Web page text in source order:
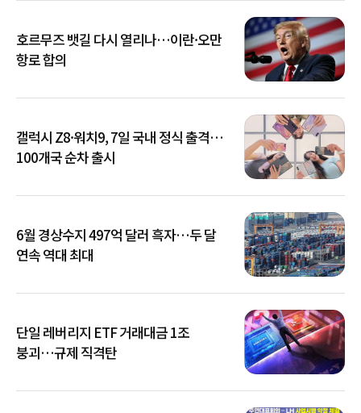
호르무즈 뱃길 다시 열리나…이란·오만
항로 합의
갤럭시 Z8·워치9, 7일 국내 정식 출격…
100개국 순차 출시
6월 경상수지 497억 달러 흑자…두 달
연속 역대 최대
단일 레버리지 ETF 거래대금 1조
붕괴…규제 직격탄